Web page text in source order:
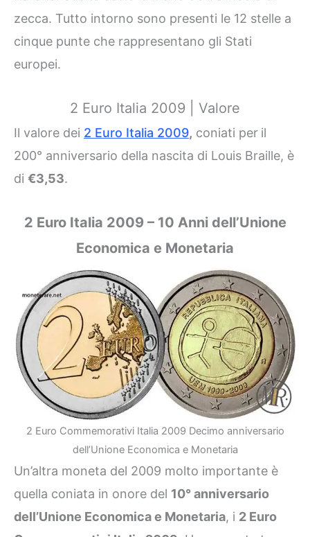
zecca. Tutto intorno sono presenti le 12 stelle a
cinque punte che rappresentano gli Stati
europei.
2 Euro Italia 2009 | Valore
Il valore dei 2 Euro Italia 2009, coniati per il
200° anniversario della nascita di Louis Braille, è
di €3,53.
2 Euro Italia 2009 – 10 Anni dell’Unione
Economica e Monetaria
2 Euro Commemorativi Italia 2009 Decimo anniversario
dell’Unione Economica e Monetaria
Un’altra moneta del 2009 molto importante è
quella coniata in onore del 10° anniversario
dell’Unione Economica e Monetaria, i 2 Euro